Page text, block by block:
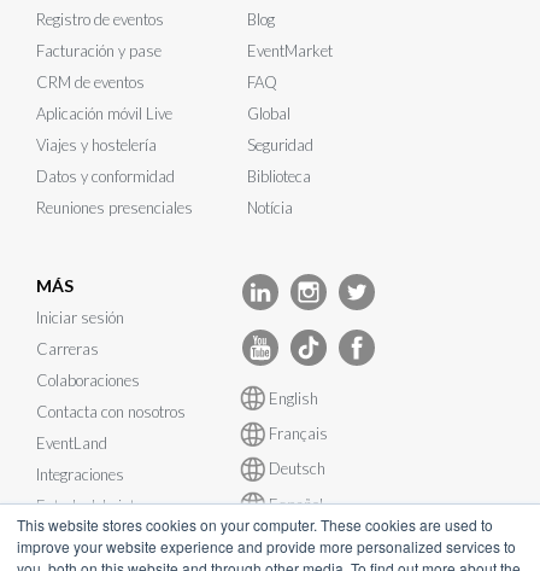
This website stores cookies on your computer. These cookies are used to
improve your website experience and provide more personalized services to
Registro de eventos
Facturación y pase
CRM de eventos
Aplicación móvil Live
Viajes y hostelería
Datos y conformidad
Reuniones presenciales
Blog
EventMarket
FAQ
Global
Seguridad
Biblioteca
Notícia
MÁS
Iniciar sesión
Carreras
Colaboraciones
Contacta con nosotros
EventLand
Integraciones
Estado del sistema
English
Français
Deutsch
Español